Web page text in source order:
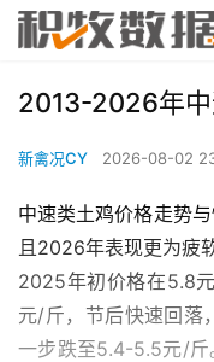
2013-2026年中
新禽况CY 2026-08-02
中速类土鸡价格走势
且2026年表现更为疲软
2025年初价格在5.8
元/斤，节后快速回落
一步跌至5.4-5.5元/